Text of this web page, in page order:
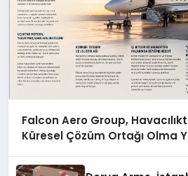
Falcon Aero Group,
Küresel Çözüm Ortağı Olma